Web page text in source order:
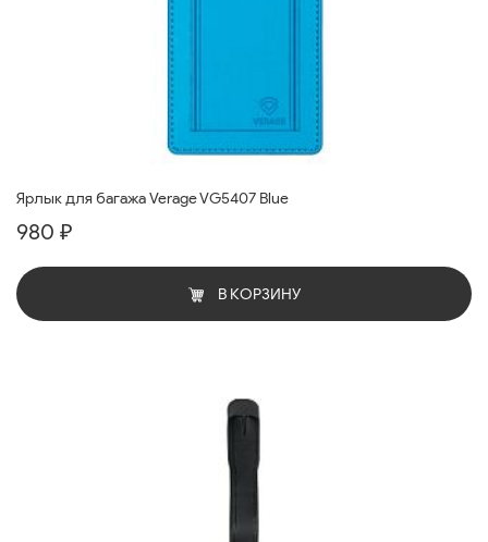
Ярлык для багажа Verage VG5407 Blue
980 ₽
В КОРЗИНУ